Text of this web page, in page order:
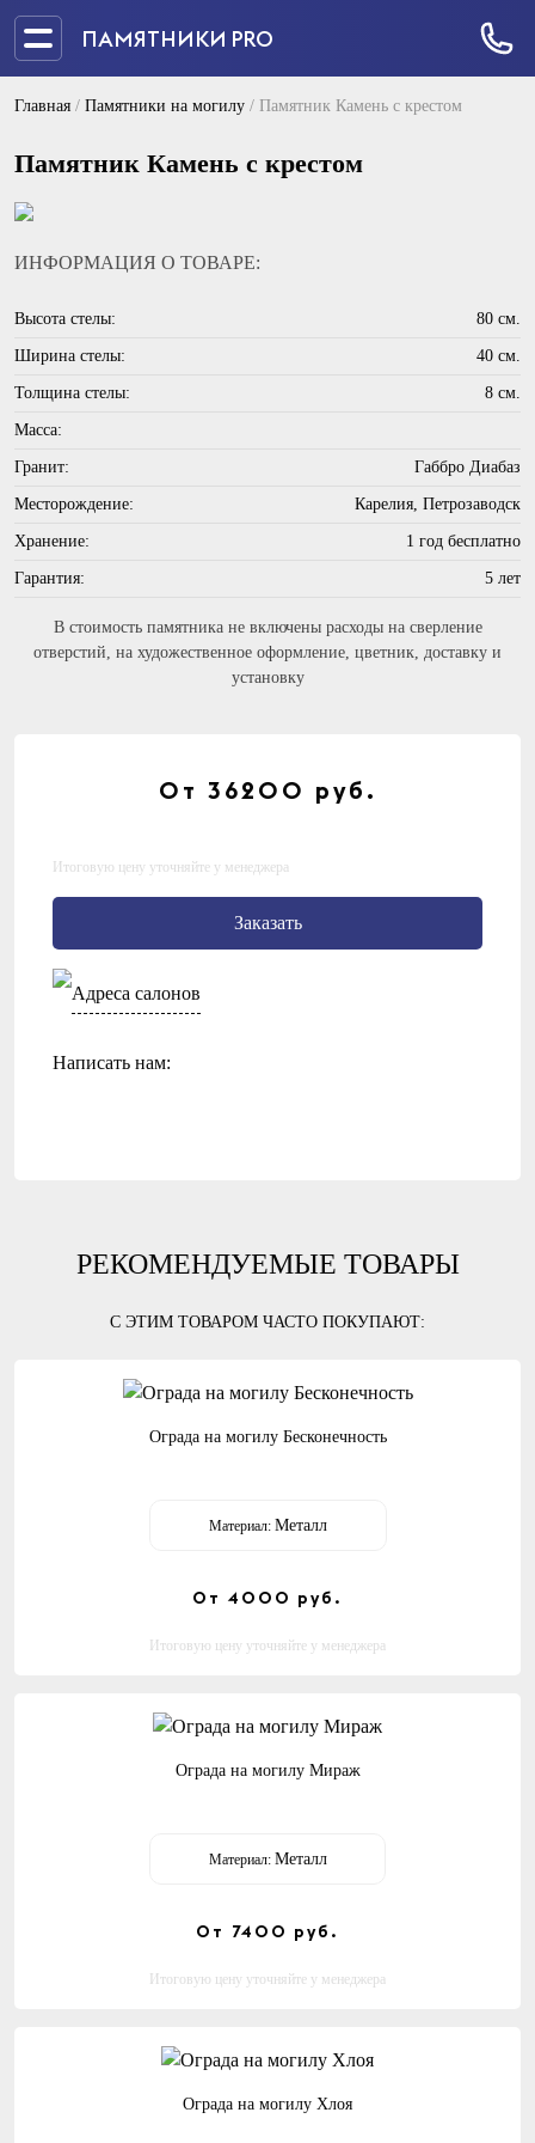
ПАМЯТНИКИ PRO
Главная / Памятники на могилу / Памятник Камень с крестом
Памятник Камень с крестом
ИНФОРМАЦИЯ О ТОВАРЕ:
Высота стелы: 80 см.
Ширина стелы: 40 см.
Толщина стелы: 8 см.
Масса:
Гранит: Габбро Диабаз
Месторождение: Карелия, Петрозаводск
Хранение: 1 год бесплатно
Гарантия: 5 лет
В стоимость памятника не включены расходы на сверление
отверстий, на художественное оформление, цветник, доставку и
установку
От 36200 руб.
Итоговую цену уточняйте у менеджера
Заказать
Адреса салонов
Написать нам:
РЕКОМЕНДУЕМЫЕ ТОВАРЫ
С ЭТИМ ТОВАРОМ ЧАСТО ПОКУПАЮТ:
Ограда на могилу Бесконечность
Материал: Металл
От 4000 руб.
Итоговую цену уточняйте у менеджера
Ограда на могилу Мираж
Материал: Металл
От 7400 руб.
Итоговую цену уточняйте у менеджера
Ограда на могилу Хлоя